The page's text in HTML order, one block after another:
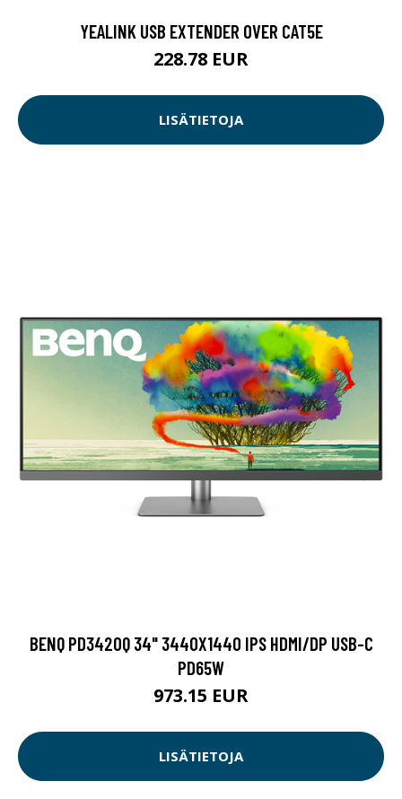
YEALINK USB EXTENDER OVER CAT5E
228.78 EUR
LISÄTIETOJA
BENQ PD3420Q 34" 3440X1440 IPS HDMI/DP USB-C
PD65W
973.15 EUR
LISÄTIETOJA